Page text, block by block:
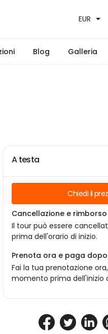
EUR
Blog Galleria
A testa
Chiedi il
Cancellazione e
Il tour può essere
prima dell'orario di inizio.
Prenota ora e paga
Fai la tua prenotazione
momento prima dell'inizio